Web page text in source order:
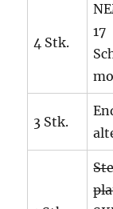
4 Stk.
17
3 Stk.